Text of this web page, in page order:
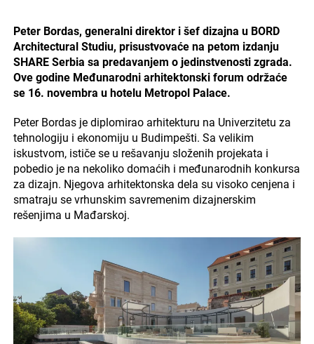
Peter Bordas, generalni direktor i šef dizajna u BORD
Architectural Studiu, prisustvovaće na petom izdanju
SHARE Serbia sa predavanjem o jedinstvenosti zgrada.
Ove godine Međunarodni arhitektonski forum održaće
se 16. novembra u hotelu Metropol Palace.
Peter Bordas je diplomirao arhitekturu na Univerzitetu za
tehnologiju i ekonomiju u Budimpešti. Sa velikim
iskustvom, ističe se u rešavanju složenih projekata i
pobedio je na nekoliko domaćih i međunarodnih konkursa
za dizajn. Njegova arhitektonska dela su visoko cenjena i
smatraju se vrhunskim savremenim dizajnerskim
rešenjima u Mađarskoj.